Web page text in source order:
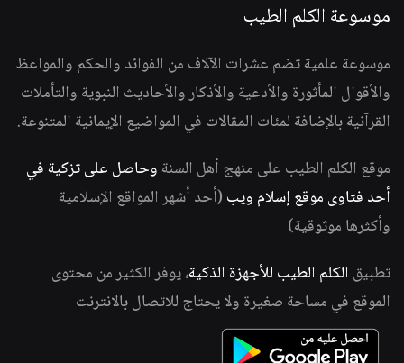
موسوعة الكلم الطيب
موسوعة علمية تضم عشرات الآلاف من الفوائد والحكم والمواعظ
والأقوال المأثورة والأدعية والأذكار والأحاديث النبوية والتأملات
القرآنية بالإضافة لمئات المقالات في المواضيع الإيمانية المتنوعة.
موقع الكلم الطيب على منهج أهل السنة وحاصل على تزكية في
أحد فتاوى موقع إسلام ويب (أحد أشهر المواقع الإسلامية
وأكثرها موثوقية)
تطبيق الكلم الطيب للأجهزة الذكية، يوفر الكثير من محتوى
الموقع في مساحة صغيرة ولا يحتاج للاتصال بالانترنت